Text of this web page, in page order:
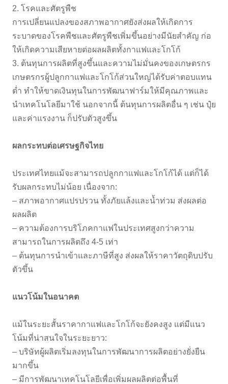
2. โรคและศัตรูพืช
การเปลี่ยนแปลงของสภาพอากาศยังส่งผลให้เกิดการ
ระบาดของโรคพืชและศัตรูพืชเพิ่มขึ้นอย่างมีนัยสำคัญ ก่อ
ให้เกิดความเสียหายต่อผลผลิตทั้งกาแฟและโกโก้
3. ต้นทุนการผลิตที่สูงขึ้นและความไม่มั่นคงของเกษตรกร
เกษตรกรผู้ปลูกกาแฟและโกโก้ส่วนใหญ่ได้รับค่าตอบแทน
ต่ำ ทำให้ขาดเงินทุนในการพัฒนาฟาร์มให้มีคุณภาพและ
นำเทคโนโลยีมาใช้ นอกจากนี้ ต้นทุนการผลิตอื่น ๆ เช่น ปุ๋ย
และค่าแรงงาน ก็ปรับตัวสูงขึ้น
ผลกระทบต่อเศรษฐกิจไทย
ประเทศไทยแม้จะสามารถปลูกกาแฟและโกโก้ได้ แต่ก็ได้
รับผลกระทบไม่น้อย เนื่องจาก:
– สภาพอากาศแปรปรวน ทั้งภัยแล้งและน้ำท่วม ส่งผลต่อ
ผลผลิต
– ความต้องการบริโภคกาแฟในประเทศสูงกว่าความ
สามารถในการผลิตถึง 4-5 เท่า
– ต้นทุนการนำเข้าและภาษีที่สูง ส่งผลให้ราคาวัตถุดิบปรับ
ตัวขึ้น
แนวโน้มในอนาคต
แม้ในระยะสั้นราคากาแฟและโกโก้จะยังคงสูง แต่มีแนว
โน้มที่น่าสนใจในระยะยาว:
– บริษัทผู้ผลิตเริ่มลงทุนในการพัฒนาการผลิตอย่างยั่งยืน
มากขึ้น
– มีการพัฒนาเทคโนโลยีเพื่อเพิ่มผลผลิตต่อพื้นที่